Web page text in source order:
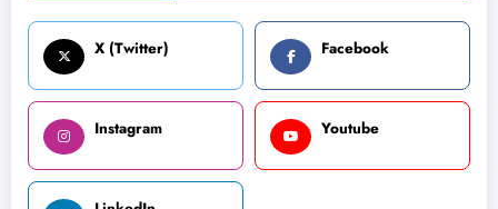
X (Twitter) Facebook
Instagram Youtube